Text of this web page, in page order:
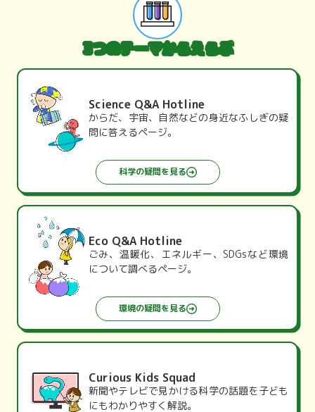
3つのテーマからえらぶ
Science Q&A Hotline
からだ、宇宙、自然などの身近なふしぎの疑
問に答えるページ。
科学の疑問を見る
Eco Q&A Hotline
ごみ、温暖化、エネルギー、SDGsなど環境
について調べるページ。
環境の疑問を見る
Curious Kids Squad
新聞やテレビで見かける科学の話題を子ども
にもわかりやすく解説。